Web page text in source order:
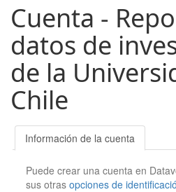
Cuenta -
datos de
de la
Chile
Información de la cuenta
Puede crear una cuenta en
sus otrasopciones de